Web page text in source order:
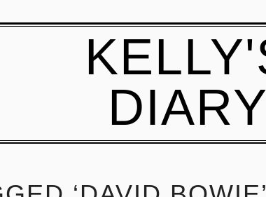
DIARY